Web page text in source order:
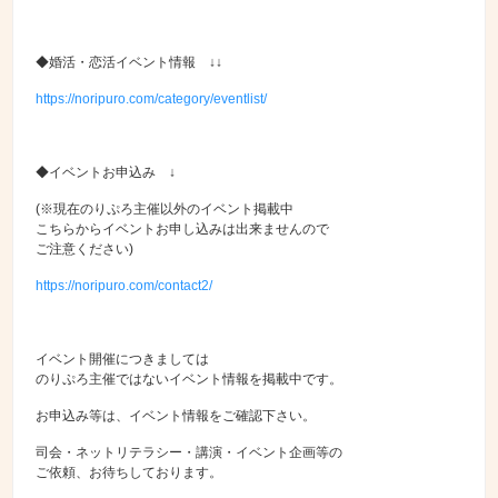
◆婚活・恋活イベント情報 ↓↓
https://noripuro.com/category/eventlist/
◆イベントお申込み ↓
(※現在のりぷろ主催以外のイベント掲載中
こちらからイベントお申し込みは出来ませんので
ご注意ください)
https://noripuro.com/contact2/
イベント開催につきましては
のりぷろ主催ではないイベント情報を掲載中です。
お申込み等は、イベント情報をご確認下さい。
司会・ネットリテラシー・講演・イベント企画等の
ご依頼、お待ちしております。